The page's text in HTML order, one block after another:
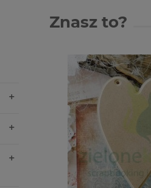
Znasz to?